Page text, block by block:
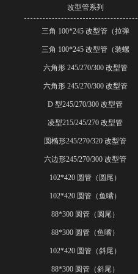
改型管系列
三角 100*245 改型管（拉弹
三角 100*245 改型管（装螺
六角形 245/270/300 改型管
六角形 245/270/300 改型管
D 型245/270/300 改型管
凌型215/245/270 改型管
圆椭形245/270/320 改型管
六边形245/270/300 改型管
102*420 圆管（圆尾）
102*420 圆管（鱼嘴）
88*300 圆管（圆尾）
88*300 圆管（鱼嘴）
102*420 圆管（斜尾）
88*300 圆管（斜尾）